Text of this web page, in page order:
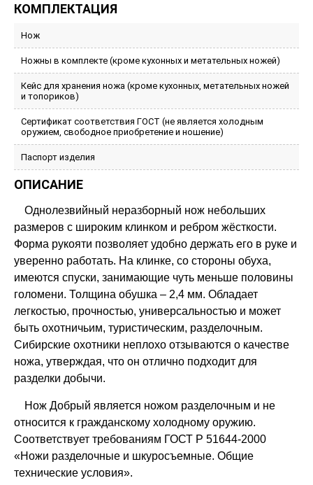
КОМПЛЕКТАЦИЯ
Нож
Ножны в комплекте (кроме кухонных и метательных ножей)
Кейс для хранения ножа (кроме кухонных, метательных ножей
и топориков)
Сертификат соответствия ГОСТ (не является холодным
оружием, свободное приобретение и ношение)
Паспорт изделия
ОПИСАНИЕ
Однолезвийный неразборный нож небольших
размеров с широким клинком и ребром жёсткости.
Форма рукояти позволяет удобно держать его в руке и
уверенно работать. На клинке, со стороны обуха,
имеются спуски, занимающие чуть меньше половины
голомени. Толщина обушка – 2,4 мм. Обладает
легкостью, прочностью, универсальностью и может
быть охотничьим, туристическим, разделочным.
Сибирские охотники неплохо отзываются о качестве
ножа, утверждая, что он отлично подходит для
разделки добычи.
Нож Добрый является ножом разделочным и не
относится к гражданскому холодному оружию.
Соответствует требованиям ГОСТ Р 51644-2000
«Ножи разделочные и шкуросъемные. Общие
технические условия».